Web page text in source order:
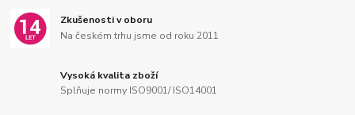
Zkušenosti v oboru
Na českém trhu jsme od roku 2011
Vysoká kvalita zboží
Splňuje normy ISO9001/ ISO14001